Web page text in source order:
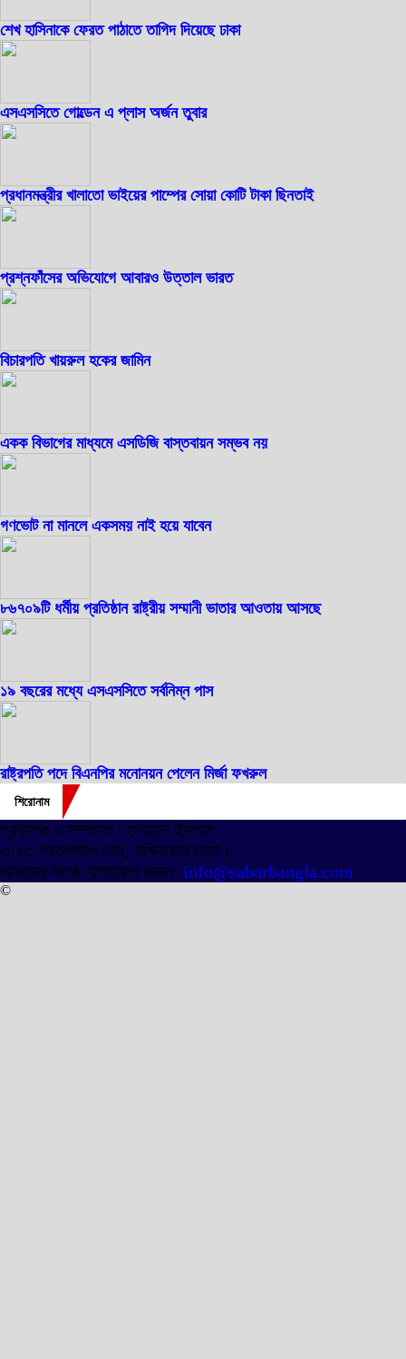
শেখ হাসিনাকে ফেরত পাঠাতে তাগিদ দিয়েছে ঢাকা
এসএসসিতে গোল্ডেন এ প্লাস অর্জন তুবার
প্রধানমন্ত্রীর খালাতো ভাইয়ের পাম্পের সোয়া কোটি টাকা ছিনতাই
প্রশ্নফাঁসের অভিযোগে আবারও উত্তাল ভারত
বিচারপতি খায়রুল হকের জামিন
একক বিভাগের মাধ্যমে এসডিজি বাস্তবায়ন সম্ভব নয়
গণভোট না মানলে একসময় নাই হয়ে যাবেন
৮৬৭০৯টি ধর্মীয় প্রতিষ্ঠান রাষ্ট্রীয় সম্মানী ভাতার আওতায় আসছে
১৯ বছরের মধ্যে এসএসসিতে সর্বনিম্ন পাস
রাষ্ট্রপতি পদে বিএনপির মনোনয়ন পেলেন মির্জা ফখরুল
শিরোনাম
প্রকাশক ও সম্পাদক : সোহানা ইসলাম
৩/১৩ প্রতাপদাশ লেন, লক্ষিবাজার ঢাকা।
আমাদের সাথে যোগাযোগ করুন: info@sabarbangla.com
©